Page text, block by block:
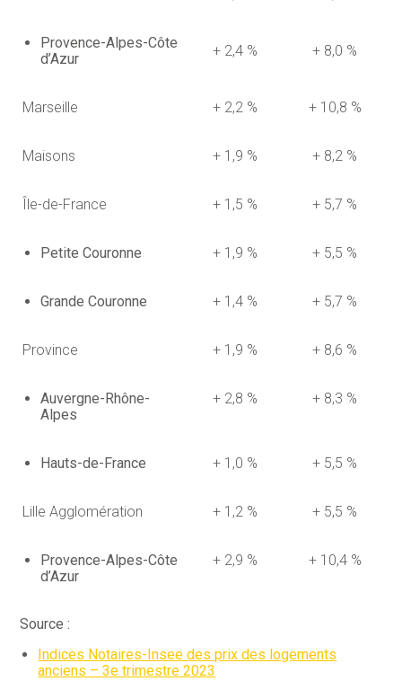
Provence-Alpes-Côte
d’Azur
+ 2,4 % + 8,0 %
Marseille + 2,2 % + 10,8 %
Maisons + 1,9 % + 8,2 %
Île-de-France + 1,5 % + 5,7 %
Petite Couronne + 1,9 % + 5,5 %
Grande Couronne + 1,4 % + 5,7 %
Province + 1,9 % + 8,6 %
Auvergne-Rhône-
Alpes
+ 2,8 % + 8,3 %
Hauts-de-France + 1,0 % + 5,5 %
Lille Agglomération + 1,2 % + 5,5 %
Provence-Alpes-Côte
d’Azur
+ 2,9 % + 10,4 %
Source :
Indices Notaires-Insee des prix des logements
anciens – 3e trimestre 2023